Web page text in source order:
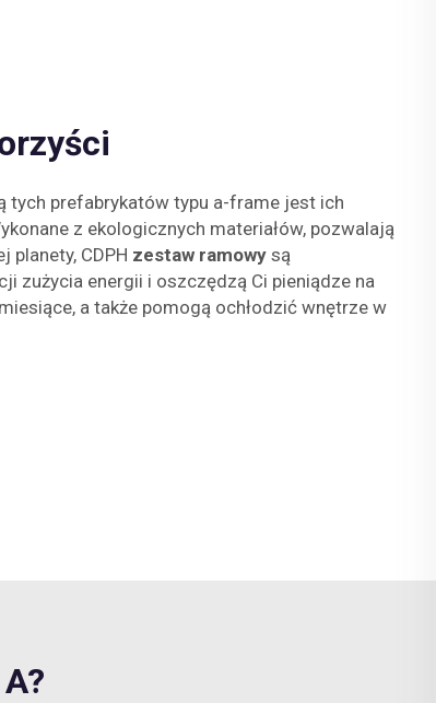
tych prefabrykatów typu a-frame jest ich
z ekologicznych materiałów, pozwalają
planety, CDPH zestaw ramowy są
zużycia energii i oszczędzą Ci pieniądze na
a także pomogą ochłodzić wnętrze w